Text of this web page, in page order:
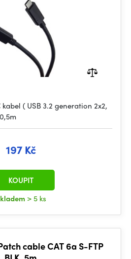
( USB 3.2 generation 2x2,
197 Kč
> 5 ks
KOUPIT
cable CAT 6a S-FTP